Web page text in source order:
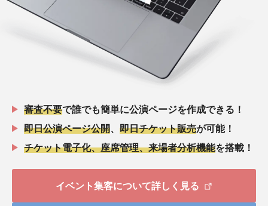
審査不要で誰でも簡単に公演ページを作成できる！
即日公演ページ公開
即日チケット販売が可能！
チケット電子化、座席管理、来場者分析機能を搭載！
イベント集客について詳しく見る